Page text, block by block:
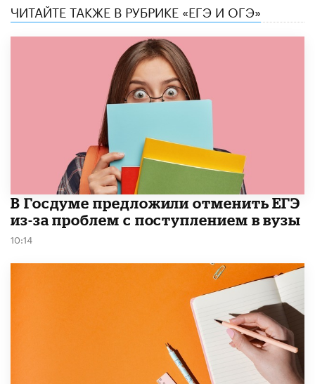
ЧИТАЙТЕ ТАКЖЕ В РУБРИКЕ «ЕГЭ И ОГЭ»
В Госдуме предложили отменить ЕГЭ
из-за проблем с поступлением в вузы
10:14